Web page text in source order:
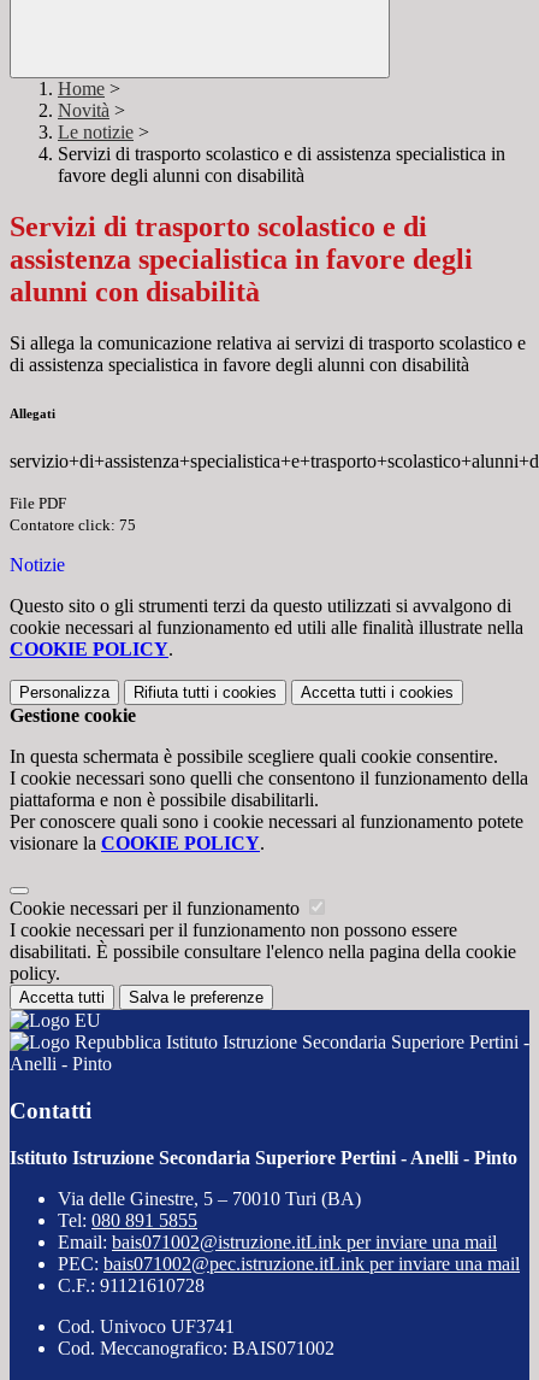
Home >
Novità >
Le notizie >
Servizi di trasporto scolastico e di assistenza specialistica in
favore degli alunni con disabilità
Servizi di trasporto scolastico e di
assistenza specialistica in favore degli
alunni con disabilità
Si allega la comunicazione relativa ai servizi di trasporto scolastico e
di assistenza specialistica in favore degli alunni con disabilità
Allegati
File PDF
Contatore click: 75
Notizie
Questo sito o gli strumenti terzi da questo utilizzati si avvalgono di
cookie necessari al funzionamento ed utili alle finalità illustrate nella
COOKIE POLICY.
Personalizza Rifiuta tutti i cookies Accetta tutti i cookies
Gestione cookie
In questa schermata è possibile scegliere quali cookie consentire.
I cookie necessari sono quelli che consentono il funzionamento della
piattaforma e non è possibile disabilitarli.
Per conoscere quali sono i cookie necessari al funzionamento potete
visionare la COOKIE POLICY.
Cookie necessari per il funzionamento
I cookie necessari per il funzionamento non possono essere
disabilitati. È possibile consultare l'elenco nella pagina della cookie
policy.
Accetta tutti Salva le preferenze
Istituto Istruzione Secondaria Superiore Pertini -
Anelli - Pinto
Contatti
Istituto Istruzione Secondaria Superiore Pertini - Anelli - Pinto
Via delle Ginestre, 5 – 70010 Turi (BA)
Tel: 080 891 5855
Email: bais071002@istruzione.itLink per inviare una mail
PEC: bais071002@pec.istruzione.itLink per inviare una mail
C.F.: 91121610728
Cod. Univoco UF3741
Cod. Meccanografico: BAIS071002